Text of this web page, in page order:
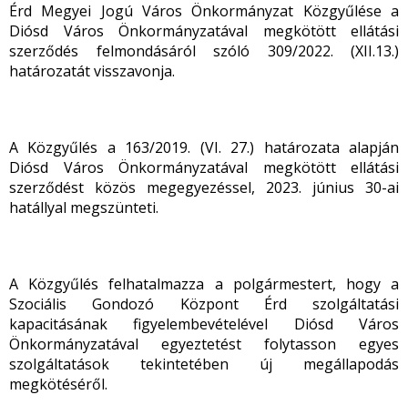
Érd Megyei Jogú Város Önkormányzat Közgyűlése a
Diósd Város Önkormányzatával megkötött ellátási
szerződés felmondásáról szóló 309/2022. (XII.13.)
határozatát visszavonja.
A Közgyűlés a 163/2019. (VI. 27.) határozata alapján
Diósd Város Önkormányzatával megkötött ellátási
szerződést közös megegyezéssel, 2023. június 30-ai
hatállyal megszünteti.
A Közgyűlés felhatalmazza a polgármestert, hogy a
Szociális Gondozó Központ Érd szolgáltatási
kapacitásának figyelembevételével Diósd Város
Önkormányzatával egyeztetést folytasson egyes
szolgáltatások tekintetében új megállapodás
megkötéséről.